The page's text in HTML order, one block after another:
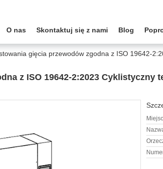
O nas Skontaktuj się z nami Blog
gięcia przewodów zgodna z ISO 19642-
z ISO 19642-2:2023 Cyklistyczny